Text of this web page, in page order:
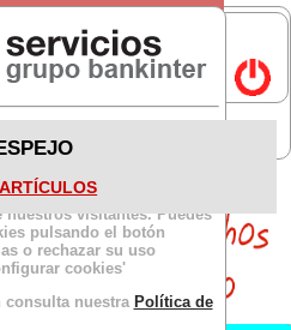
y de terceros para
obtener información de
nuestros visitantes. Puedes
pulsando el botón
o rechazar su uso
cookies'
consulta nuestra Política de